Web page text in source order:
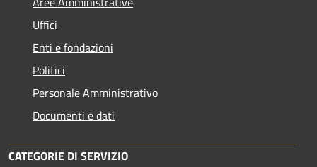
Uffici
Enti e fondazioni
Politici
Personale Amministrativo
Documenti e dati
CATEGORIE DI SERVIZIO